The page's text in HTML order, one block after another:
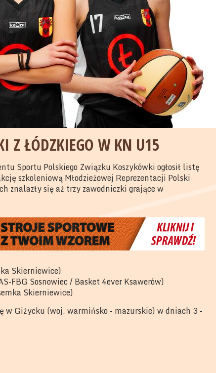
Z ŁÓDZKIEGO W KN U15
Sportu Polskiego Związku Koszykówki ogłosił listę
szkoleniową Młodzieżowej Reprezentacji Polski
znalazły się aż trzy zawodniczki grające w
Skierniewice)
FBG Sosnowiec / Basket 4ever Ksawerów)
Skierniewice)
w Giżycku (woj. warmińsko - mazurskie) w dniach 3 -